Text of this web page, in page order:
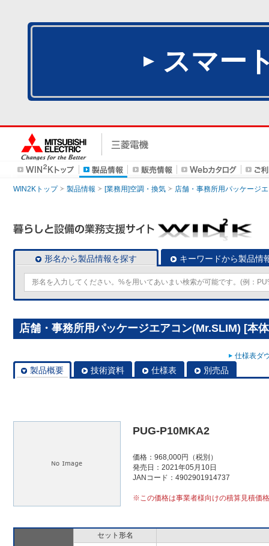
スマー
WIN2Kトップ 製品情報 [業務用]空調・換気 店舗・事務所用パッケージ
形名から製品情報を探す キーワードから製品情
店舗・事務所用パッケージエアコン(Mr.SLIM) [本
仕様表ダ
製品概要 技術資料 仕様表 別売品
PUG-P10MKA2
価格：968,000円（税別）
発売日：2021年05月10日
JANコード：4902901914737
※この価格は事業者様向けの積算見積価
セット形名